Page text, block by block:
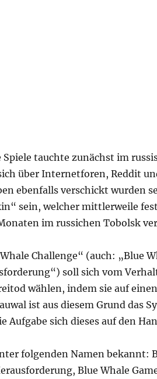
Spiele tauchte zunächst im
über Internetforen, Reddit
ebenfalls verschickt wurden
sein, welcher mittlerweile
im russichen Tobolsk
Challenge“ (auch: „Blue
soll sich vom
wählen, indem sie auf
ist aus diesem Grund das
Aufgabe sich dieses auf den
folgenden Namen
Blue Whale